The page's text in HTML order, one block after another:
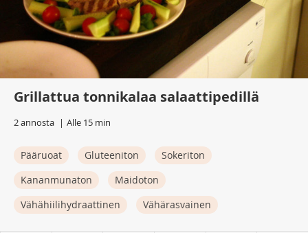
Grillattua tonnikalaa salaattipedillä
2 annosta Alle 15 min
Pääruoat Gluteeniton
Sokeriton
Kananmunaton
Maidoton
Vähähiilihydraattinen
Vähärasvainen